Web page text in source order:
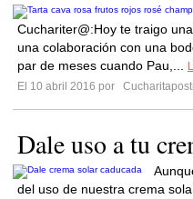
Cuchariter@:Hoy te traigo
una colaboración con una
par de meses cuando Pau,...
El 10 abril 2016 por
Dale uso a tu
del uso de nuestra crema